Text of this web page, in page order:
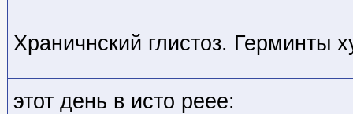
Храничнский глистоз. Герминты
этот день в исто реее: